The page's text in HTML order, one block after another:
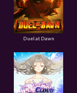
Duel at Dawn